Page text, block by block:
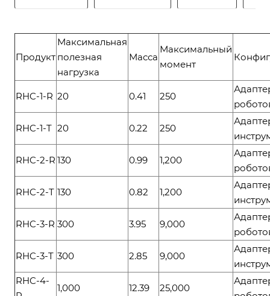
Продукт
Максимальная
полезная
нагрузка
Масса
Максимальный
момент
RHC-1-R 20 0.41 250
RHC-1-T 20 0.22 250
RHC-2-R 130 0.99 1,200
RHC-2-T 130 0.82 1,200
RHC-3-R 300 3.95 9,000
RHC-3-T 300 2.85 9,000
RHC-4-
1,000 12.39 25,000